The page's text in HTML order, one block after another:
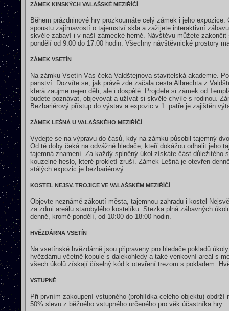
ZÁMEK KINSKÝCH VALAŠSKÉ MEZIŘÍČÍ
Během prázdninové hry prozkoumáte celý zámek i jeho
spoustu zajímavostí o tajemství skla a zažijete interaktivní
skvěle zabaví i v naší zámecké herně. Návštěvu můžete
pondělí od 9:00 do 17:00 hodin. Všechny návštěvnické prostory
ZÁMEK VSETÍN
Na zámku Vsetín Vás čeká Valdštejnova stavitelská akademie.
panství. Dozvíte se, jak právě zde začala cesta Albrechta z
která zaujme nejen děti, ale i dospělé. Projdete si zámek od
budete poznávat, objevovat a užívat si skvělé chvíle s rodinou.
Bezbariérový přístup do výstav a expozic v 1. patře je zajištěn
ZÁMEK LEŠNÁ U VALAŠSKÉHO MEZIŘÍČÍ
Vydejte se na výpravu do časů, kdy na zámku působil tajemný
Od té doby čeká na odvážné hledače, kteří dokážou odhalit jeho
tajemná znamení. Za každý splněný úkol získáte část důležitého
kouzelné heslo, které prokletí zruší. Zámek Lešná je otevřen
stálých expozic je bezbariérový.
KOSTEL NEJSV. TROJICE VE VALAŠSKÉM MEZIŘÍČÍ
Objevte neznámé zákoutí města, tajemnou zahradu i kostel
za zdmi areálu starobylého kostelíku. Stezka plná zábavných
denně, kromě pondělí, od 10:00 do 18:00 hodin.
HVĚZDÁRNA VSETÍN
Na vsetínské hvězdárně jsou připraveny pro hledače pokladů
hvězdárnu včetně kopule s dalekohledy a také venkovní areál s
všech úkolů získají číselný kód k otevření trezoru s pokladem.
VSTUPNÉ
Při prvním zakoupení vstupného (prohlídka celého objektu)
50% slevu z běžného vstupného určeného pro věk účastníka hry.